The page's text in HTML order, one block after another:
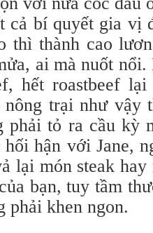
cả bí quyết gia vị
thì thành cao
ai mà nuốt
hết roastbeef
nông trại như vậy
phải tỏ ra cầu kỳ
hận với Jane,
lại món steak
bạn, tuy tầm
phải khen ngon.